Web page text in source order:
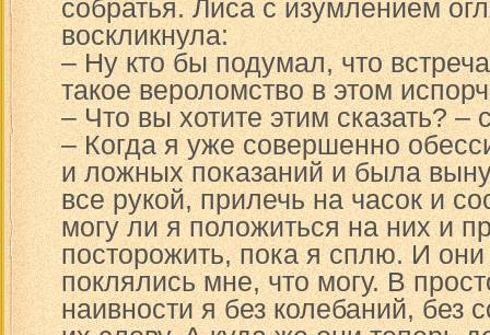
собратья. Лиса с изумлением
воскликнула:
– Ну кто бы подумал, что
такое вероломство в этом
– Что вы хотите этим сказать? –
– Когда я уже совершенно
и ложных показаний и была
все рукой, прилечь на часок и
могу ли я положиться на них и
посторожить, пока я сплю. И они
поклялись мне, что могу. В
наивности я без колебаний, без